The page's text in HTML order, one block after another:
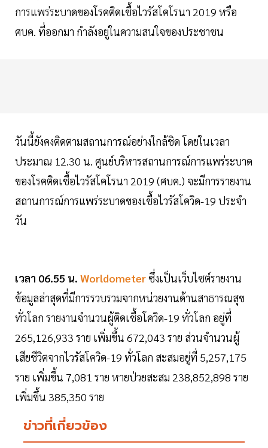
การแพร่ระบาดของโรคติดเชื้อไวรัสโคโรนา 2019 หรือ
ศบค. ที่ออกมา กำลังอยู่ในความสนใจของประชาชน
วันนี้ยังคงติดตามสถานการณ์อย่างใกล้ชิด โดยในเวลา
ประมาณ 12.30 น. ศูนย์บริหารสถานการณ์การแพร่ระบาด
ของโรคติดเชื้อไวรัสโคโรนา 2019 (ศบค.) จะมีการรายงาน
สถานการณ์การแพร่ระบาดของเชื้อไวรัสโควิด-19 ประจำ
วัน
เวลา 06.55 น. Worldometerซึ่งเป็นเว็บไซต์รายงาน
ข้อมูลล่าสุดที่มีการรวบรวมจากหน่วยงานด้านสาธารณสุข
ทั่วโลก รายงานจำนวนผู้ติดเชื้อโควิด-19 ทั่วโลก อยู่ที่
265,126,933 ราย เพิ่มขึ้น 672,043 ราย ส่วนจำนวนผู้
เสียชีวิตจากไวรัสโควิด-19 ทั่วโลก สะสมอยู่ที่ 5,257,175
ราย เพิ่มขึ้น 7,081 ราย หายป่วยสะสม 238,852,898 ราย
เพิ่มขึ้น 385,350 ราย
ข่าวที่เกี่ยวข้อง